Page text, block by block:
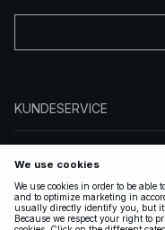
KUNDESERVICE
FØLG OS